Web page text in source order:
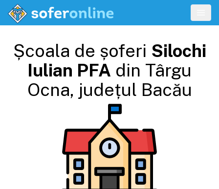
Școala de șoferi Silochi
Iulian PFA din Târgu
Ocna, județul Bacău